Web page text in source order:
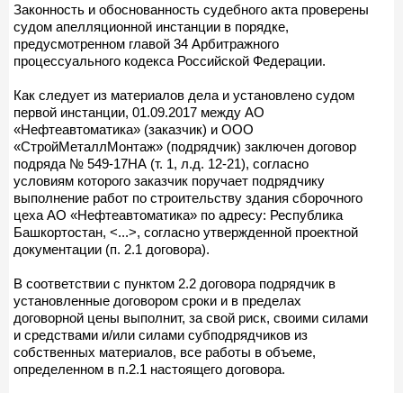
Законность и обоснованность судебного акта проверены
судом апелляционной инстанции в порядке,
предусмотренном главой 34 Арбитражного
процессуального кодекса Российской Федерации.
Как следует из материалов дела и установлено судом
первой инстанции, 01.09.2017 между АО
«Нефтеавтоматика» (заказчик) и ООО
«СтройМеталлМонтаж» (подрядчик) заключен договор
подряда № 549-17НА (т. 1, л.д. 12-21), согласно
условиям которого заказчик поручает подрядчику
выполнение работ по строительству здания сборочного
цеха АО «Нефтеавтоматика» по адресу: Республика
Башкортостан, <...>, согласно утвержденной проектной
документации (п. 2.1 договора).
В соответствии с пунктом 2.2 договора подрядчик в
установленные договором сроки и в пределах
договорной цены выполнит, за свой риск, своими силами
и средствами и/или силами субподрядчиков из
собственных материалов, все работы в объеме,
определенном в п.2.1 настоящего договора.